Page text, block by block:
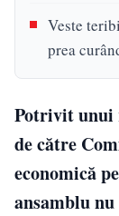
Veste
prea
Potrivit unui
de către
economică
ansamblu